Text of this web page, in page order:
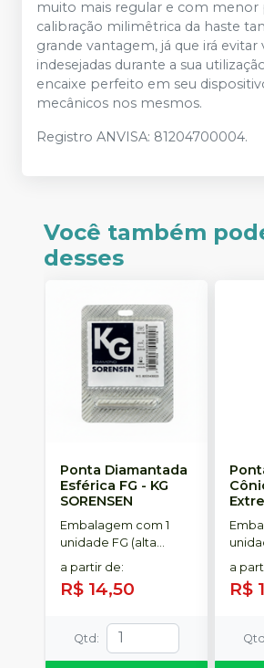
muito mais regular e com menor
calibração milimêtrica da haste
grande vantagem, já que irá evitar
indesejadas durante a sua
encaixe perfeito em seu
mecânicos nos mesmos.
Registro ANVISA: 81204700004.
Você também
desses
Ponta Diamantada
Esférica FG - KG
SORENSEN
Embalagem com 1
unidade FG (alta
rotação).
a partir de:
R$ 14,50
Qtd :
KG
a
R$
Qtd